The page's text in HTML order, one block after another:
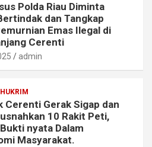
Polda Riau Diminta
dan Tangkap
Emas Ilegal di
Cerenti
admin
HUKRIM
Cerenti Gerak Sigap dan
10 Rakit Peti,
nyata Dalam
Masyarakat.